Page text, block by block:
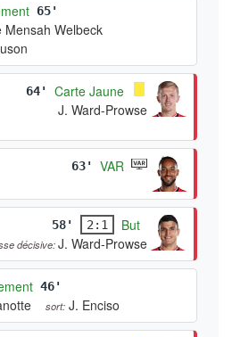
65'
Mensah Welbeck
64'
Carte Jaune
J. Ward-Prowse
63' VAR
58' 2:1
But
décisive:J. Ward-Prowse
46'
sort: J. Enciso